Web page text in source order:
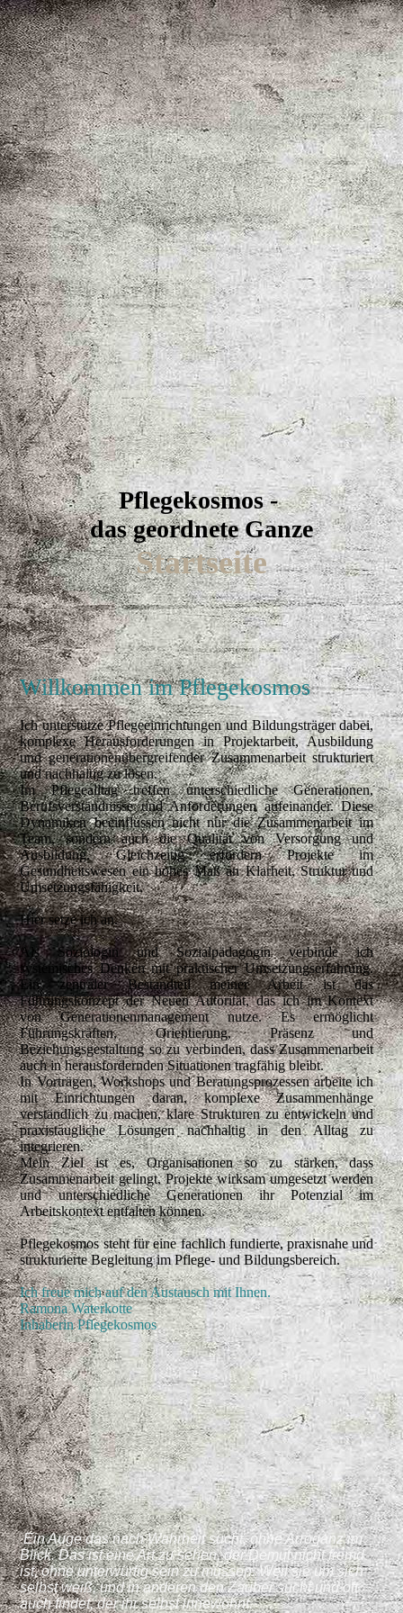
Pflegekosmos -
das geordnete Ganze
Startseite
Willkommen im Pflegekosmos
Ich unterstütze Pflegeeinrichtungen und Bildungsträger dabei,
komplexe Herausforderungen in Projektarbeit, Ausbildung
und generationenübergreifender Zusammenarbeit strukturiert
und nachhaltig zu lösen.
Im Pflegealltag treffen unterschiedliche Generationen,
Berufsverständnisse und Anforderungen aufeinander. Diese
Dynamiken beeinflussen nicht nur die Zusammenarbeit im
Team, sondern auch die Qualität von Versorgung und
Ausbildung. Gleichzeitig erfordern Projekte im
Gesundheitswesen ein hohes Maß an Klarheit, Struktur und
Umsetzungsfähigkeit.
Hier setze ich an.
Als Soziologin und Sozialpädagogin verbinde ich
systemisches Denken mit praktischer Umsetzungserfahrung.
Ein zentraler Bestandteil meiner Arbeit ist das
Führungskonzept der Neuen Autorität, das ich im Kontext
von Generationenmanagement nutze. Es ermöglicht
Führungskräften, Orientierung, Präsenz und
Beziehungsgestaltung so zu verbinden, dass Zusammenarbeit
auch in herausfordernden Situationen tragfähig bleibt.
In Vorträgen, Workshops und Beratungsprozessen arbeite ich
mit Einrichtungen daran, komplexe Zusammenhänge
verständlich zu machen, klare Strukturen zu entwickeln und
praxistaugliche Lösungen nachhaltig in den Alltag zu
integrieren.
Mein Ziel ist es, Organisationen so zu stärken, dass
Zusammenarbeit gelingt, Projekte wirksam umgesetzt werden
und unterschiedliche Generationen ihr Potenzial im
Arbeitskontext entfalten können.
Pflegekosmos steht für eine fachlich fundierte, praxisnahe und
strukturierte Begleitung im Pflege- und Bildungsbereich.
Ich freue mich auf den Austausch mit Ihnen.
Ramona Waterkotte
Inhaberin Pflegekosmos
Ein Auge das nach Wahrheit sucht, ohne Arroganz im
Blick. Das ist eine Art zu sehen, der Demut nicht fremd
ist, ohne unterwürfig sein zu müssen. Weil sie um sich
selbst weiß, und in anderen den Zauber sucht und oft
auch findet, der ihr selbst innewohnt.